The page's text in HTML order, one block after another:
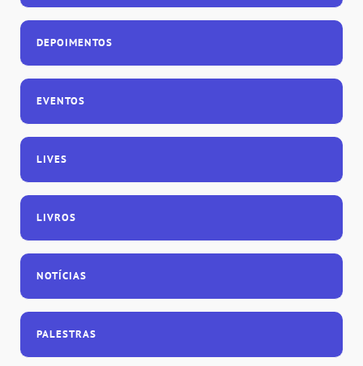
DEPOIMENTOS
EVENTOS
LIVES
LIVROS
NOTÍCIAS
PALESTRAS